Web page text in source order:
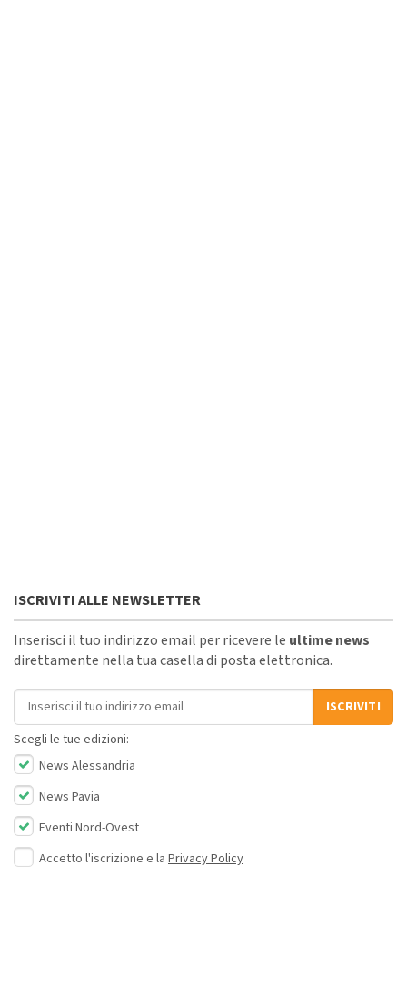
ISCRIVITI ALLE NEWSLETTER
Inserisci il tuo indirizzo email per ricevere le ultime news
direttamente nella tua casella di posta elettronica.
Indirizzo email
ISCRIVITI
Scegli le tue edizioni:
News Alessandria
News Pavia
Eventi Nord-Ovest
Accetto l'iscrizione e la Privacy Policy